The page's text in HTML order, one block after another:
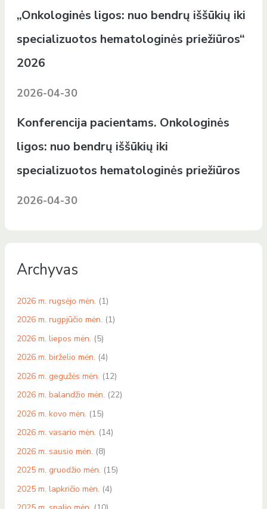
„Onkologinės ligos: nuo bendrų iššūkių iki
specializuotos hematologinės priežiūros“
2026
2026-04-30
Konferencija pacientams. Onkologinės
ligos: nuo bendrų iššūkių iki
specializuotos hematologinės priežiūros
2026-04-30
Archyvas
2026 m. rugsėjo mėn. (1)
2026 m. rugpjūčio mėn. (1)
2026 m. liepos mėn. (5)
2026 m. birželio mėn. (4)
2026 m. gegužės mėn. (12)
2026 m. balandžio mėn. (22)
2026 m. kovo mėn. (15)
2026 m. vasario mėn. (14)
2026 m. sausio mėn. (8)
2025 m. gruodžio mėn. (15)
2025 m. lapkričio mėn. (4)